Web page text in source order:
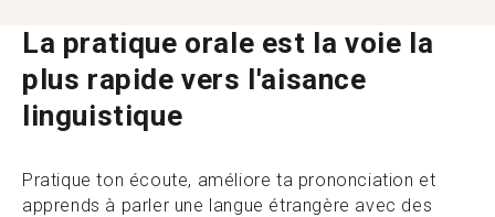
La pratique orale est la voie la
plus rapide vers l'aisance
linguistique
Pratique ton écoute, améliore ta prononciation et
apprends à parler une langue étrangère avec des